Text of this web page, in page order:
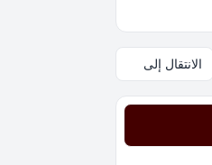
الانتقال إلى